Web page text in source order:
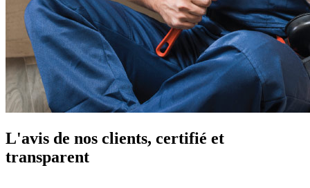
L'avis de nos clients, certifié et
transparent